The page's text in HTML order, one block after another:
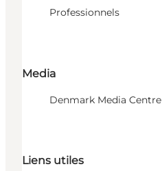
Professionnels
Media
Denmark Media Centre
Liens utiles